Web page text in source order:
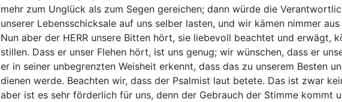
mehr zum Unglück als zum Segen gereichen; dann würde die
unserer Lebensschicksale auf uns selber lasten, und wir kämen nimmer
Nun aber der HERR unsere Bitten hört, sie liebevoll beachtet und erwägt,
stillen. Dass er unser Flehen hört, ist uns genug; wir wünschen, dass er
er in seiner unbegrenzten Weisheit erkennt, dass das zu unserem Besten
dienen werde. Beachten wir, dass der Psalmist laut betete. Das ist zwar
aber ist es sehr förderlich für uns, denn der Gebrauch der Stimme kommt